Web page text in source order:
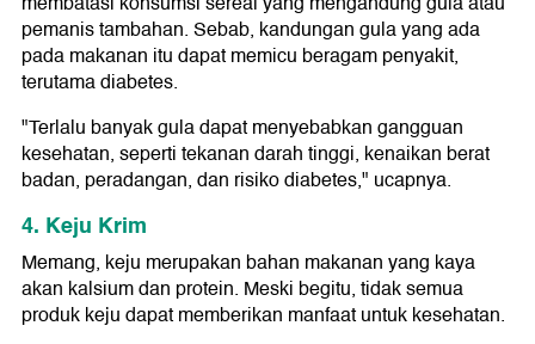
pemanis tambahan. Sebab, kandungan gula yang ada
pada makanan itu dapat memicu beragam penyakit,
terutama diabetes.
"Terlalu banyak gula dapat menyebabkan gangguan
kesehatan, seperti tekanan darah tinggi, kenaikan berat
badan, peradangan, dan risiko diabetes," ucapnya.
4. Keju Krim
Memang, keju merupakan bahan makanan yang kaya
akan kalsium dan protein. Meski begitu, tidak semua
produk keju dapat memberikan manfaat untuk kesehatan.